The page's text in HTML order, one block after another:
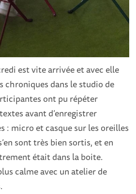
est vite arrivée et avec elle
chroniques dans le studio de
ont pu répéter
avant d’enregistrer
: micro et casque sur les oreilles
sont très bien sortis, et en
était dans la boite.
calme avec un atelier de